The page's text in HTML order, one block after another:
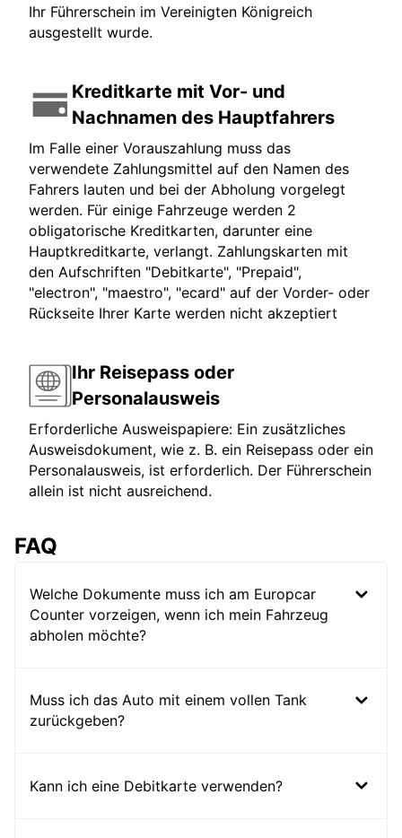
Ihr Führerschein im Vereinigten Königreich
ausgestellt wurde.
Kreditkarte mit Vor- und
Nachnamen des Hauptfahrers
Im Falle einer Vorauszahlung muss das
verwendete Zahlungsmittel auf den Namen des
Fahrers lauten und bei der Abholung vorgelegt
werden. Für einige Fahrzeuge werden 2
obligatorische Kreditkarten, darunter eine
Hauptkreditkarte, verlangt. Zahlungskarten mit
den Aufschriften "Debitkarte", "Prepaid",
"electron", "maestro", "ecard" auf der Vorder- oder
Rückseite Ihrer Karte werden nicht akzeptiert
Ihr Reisepass oder
Personalausweis
Erforderliche Ausweispapiere: Ein zusätzliches
Ausweisdokument, wie z. B. ein Reisepass oder ein
Personalausweis, ist erforderlich. Der Führerschein
allein ist nicht ausreichend.
FAQ
Welche Dokumente muss ich am Europcar
Counter vorzeigen, wenn ich mein Fahrzeug
abholen möchte?
Muss ich das Auto mit einem vollen Tank
zurückgeben?
Kann ich eine Debitkarte verwenden?